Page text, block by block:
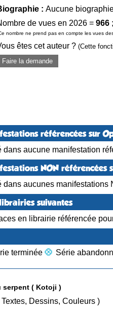
: Aucune
de vues en 2026 = 966
nombre ne prend pas en compte les vues
êtes cet auteur ? (Cette
Faire la demande
référencées sur
aucune manifestation
NON référencées
dans aucunes manifestations
suivantes
en librairie référencée
terminée Série
serpent ( Kotoji )
• OneShot / Oct 2011 ( Textes, Dessins, Couleurs )